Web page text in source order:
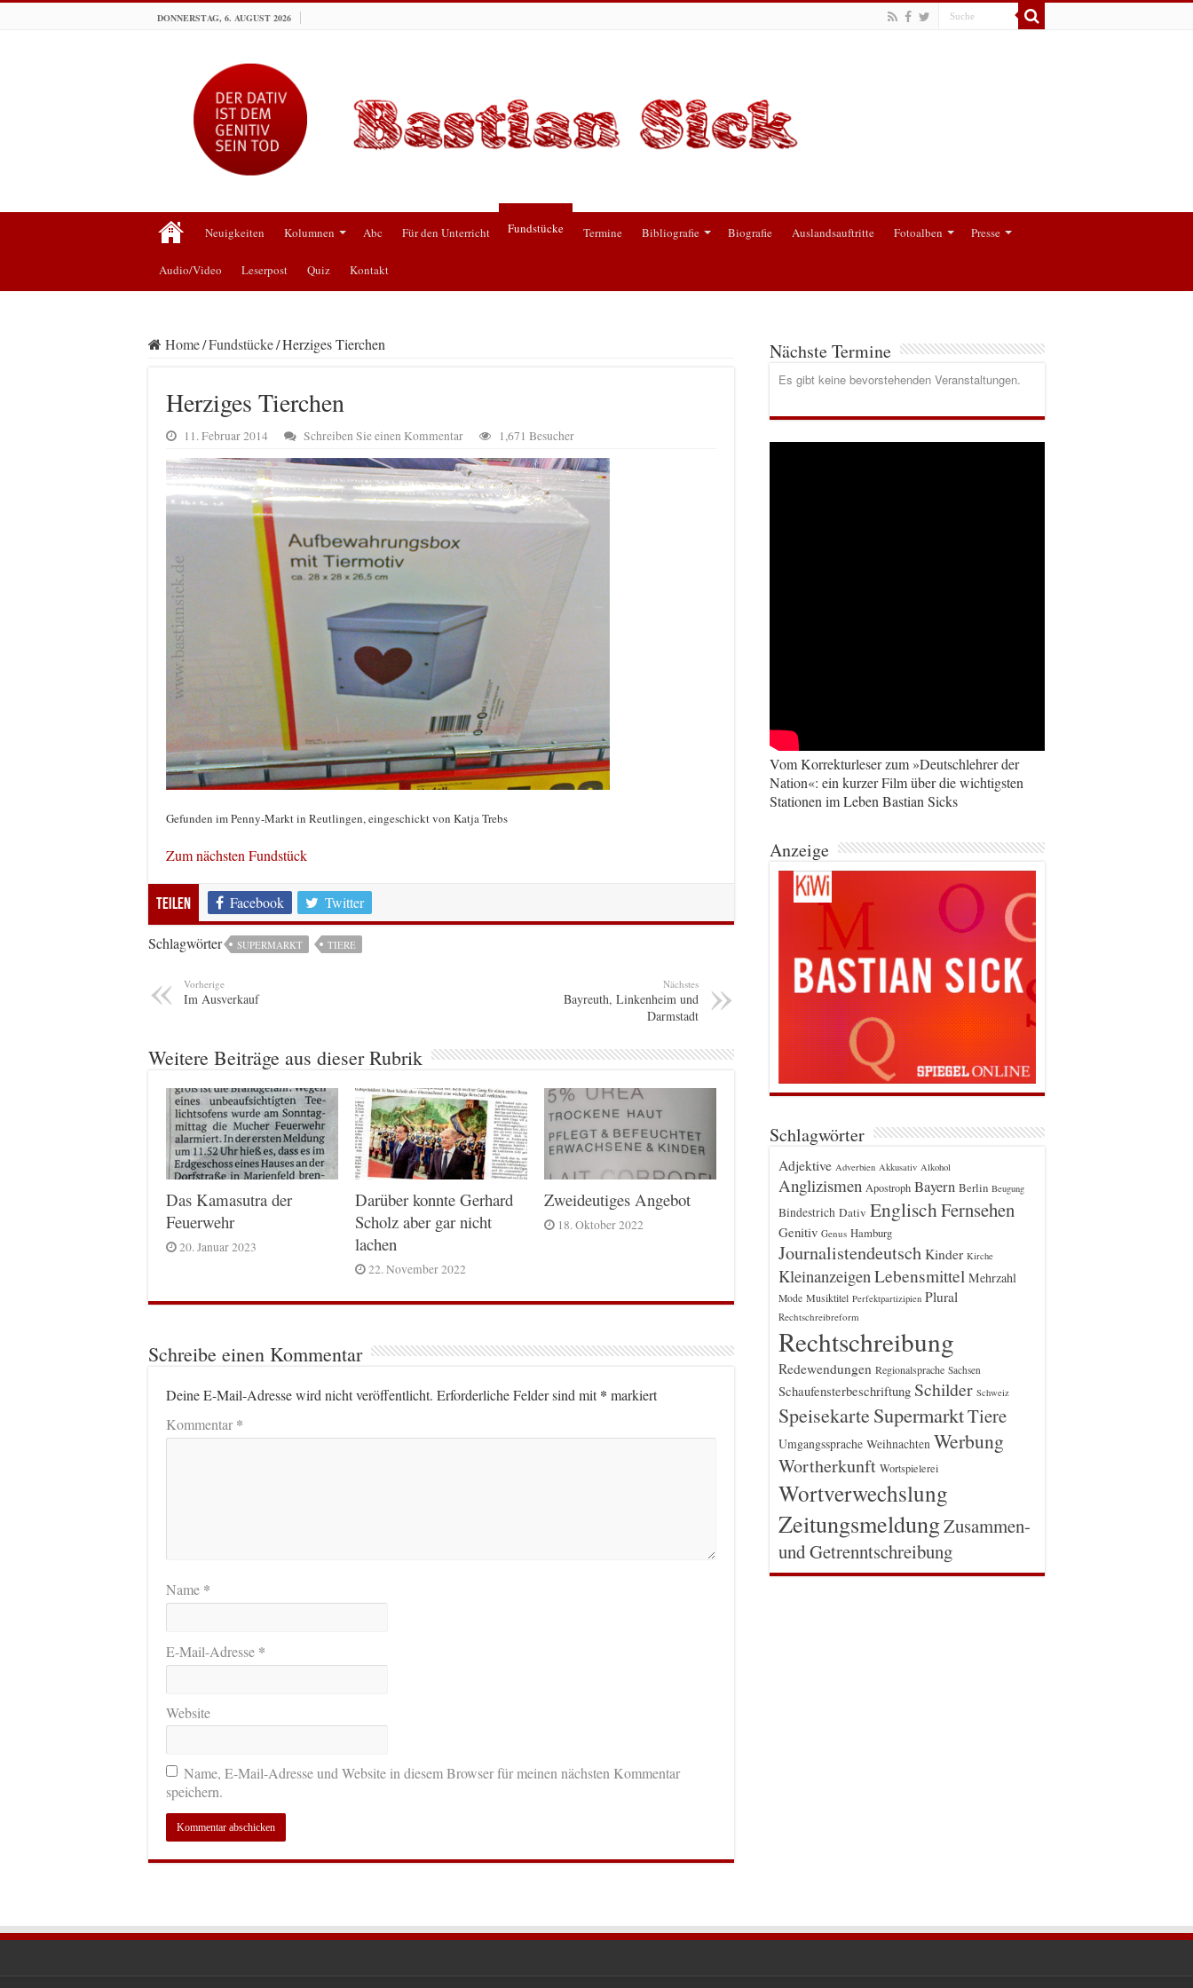
DONNERSTAG, 6. AUGUST 2026
Neuigkeiten Kolumnen Abc Für den Unterricht Fundstücke Termine Bibliografie Biografie Auslandsauftritte Fotoalben Presse
Audio/Video Leserpost Quiz Kontakt
Home/Fundstücke/Herziges Tierchen
Herziges Tierchen
11. Februar 2014 Schreiben Sie einen Kommentar 1,671 Besucher
Gefunden im Penny-Markt in Reutlingen, eingeschickt von Katja Trebs
Zum nächsten Fundstück
Teilen Facebook Twitter
Schlagwörter SUPERMARKT TIERE
Vorherige
Im Ausverkauf
Nächstes
Bayreuth, Linkenheim und
Darmstadt
Weitere Beiträge aus dieser Rubrik
Das Kamasutra der
Feuerwehr
20. Januar 2023
Darüber konnte Gerhard
Scholz aber gar nicht
lachen
22. November 2022
Zweideutiges Angebot
18. Oktober 2022
Schreibe einen Kommentar
Deine E-Mail-Adresse wird nicht veröffentlicht. Erforderliche Felder sind mit* markiert
Kommentar*
Name *
E-Mail-Adresse *
Website
Name, E-Mail-Adresse und Website in diesem Browser für meinen nächsten Kommentar
speichern.
Nächste Termine
Es gibt keine bevorstehenden Veranstaltungen.
Vom Korrekturleser zum »Deutschlehrer der
Nation«: ein kurzer Film über die wichtigsten
Stationen im Leben Bastian Sicks
Anzeige
Schlagwörter
Adjektive Adverbien Akkusativ Alkohol
Anglizismen Apostroph Bayern Berlin Beugung
Bindestrich Dativ EnglischFernsehen
Genitiv Genus Hamburg
Journalistendeutsch Kinder Kirche
Kleinanzeigen Lebensmittel Mehrzahl
Mode Musiktitel Perfektpartizipien Plural
Rechtschreibreform
Rechtschreibung
Redewendungen Regionalsprache Sachsen
Schaufensterbeschriftung Schilder Schweiz
Speisekarte SupermarktTiere
Umgangssprache Weihnachten Werbung
Wortherkunft Wortspielerei
Wortverwechslung
ZeitungsmeldungZusammen-
und Getrenntschreibung